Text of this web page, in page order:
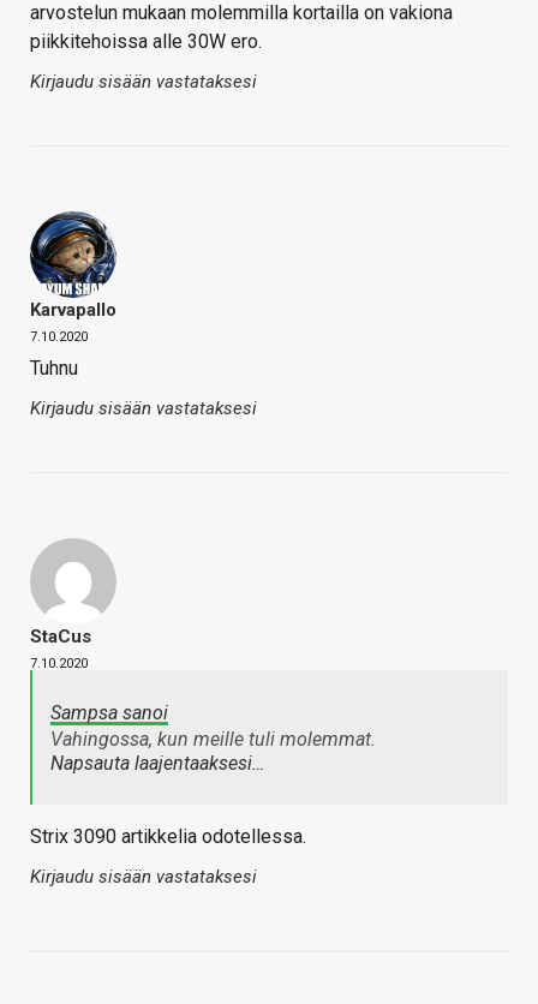
arvostelun mukaan molemmilla kortailla on vakiona
piikkitehoissa alle 30W ero.
Kirjaudu sisään vastataksesi
Karvapallo
7.10.2020
Tuhnu
Kirjaudu sisään vastataksesi
StaCus
7.10.2020
Sampsa sanoi
Vahingossa, kun meille tuli molemmat.
Napsauta laajentaaksesi…
Strix 3090 artikkelia odotellessa.
Kirjaudu sisään vastataksesi